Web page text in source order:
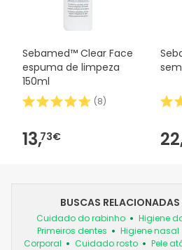
Sebamed™ Clear Face
espuma de limpeza
150ml
(8)
13,73€
BUSCAS
Cuidado do rabinho Higiene
Primeiros dentes
Higiene nasal
Corporal
Cuidado rosto Pele